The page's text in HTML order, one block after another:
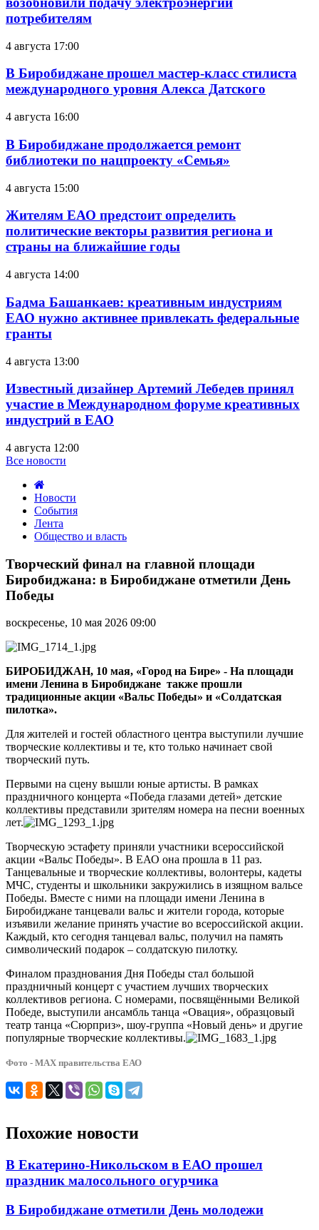
потребителям
4 августа 17:00
В Биробиджане прошел мастер-класс стилиста
международного уровня Алекса Датского
4 августа 16:00
В Биробиджане продолжается ремонт
библиотеки по нацпроекту «Семья»
4 августа 15:00
Жителям ЕАО предстоит определить
политические векторы развития региона и
страны на ближайшие годы
4 августа 14:00
Бадма Башанкаев: креативным индустриям
ЕАО нужно активнее привлекать федеральные
гранты
4 августа 13:00
Известный дизайнер Артемий Лебедев принял
участие в Международном форуме креативных
индустрий в ЕАО
4 августа 12:00
Все новости
Новости
События
Лента
Общество и власть
финал
на
главной
площади
в
отметили
Победы
Творческий финал на главной площади
Биробиджана: в Биробиджане отметили День
Победы
воскресенье, 10 мая 2026 09:00
БИРОБИДЖАН, 10 мая, «Город на Бире» - На площади
имени Ленина в Биробиджане также прошли
традиционные акции «Вальс Победы» и «Солдатская
пилотка».
Для жителей и гостей областного центра выступили лучшие
творческие коллективы и те, кто только начинает свой
творческий путь.
Первыми на сцену вышли юные артисты. В рамках
праздничного концерта «Победа глазами детей» детские
коллективы представили зрителям номера на песни военных
лет.
Творческую эстафету приняли участники всероссийской
акции «Вальс Победы». В ЕАО она прошла в 11 раз.
Танцевальные и творческие коллективы, волонтеры, кадеты
МЧС, студенты и школьники закружились в изящном вальсе
Победы. Вместе с ними на площади имени Ленина в
Биробиджане танцевали вальс и жители города, которые
изъявили желание принять участие во всероссийской акции.
Каждый, кто сегодня танцевал вальс, получил на память
символический подарок – солдатскую пилотку.
Финалом празднования Дня Победы стал большой
праздничный концерт с участием лучших творческих
коллективов региона. С номерами, посвящёнными Великой
Победе, выступили ансамбль танца «Овация», образцовый
театр танца «Сюрприз», шоу-группа «Новый день» и другие
популярные творческие коллективы.
Фото - МАХ правительства ЕАО
Похожие новости
В Екатерино-Никольском в ЕАО прошел
праздник малосольного огурчика
В Биробиджане отметили День молодежи